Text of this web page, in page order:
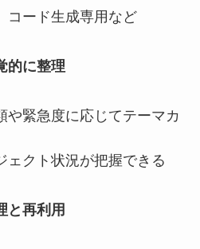
コード生成専用など
的に整理
や緊急度に応じてテーマカ
ェクト状況が把握できる
と再利用